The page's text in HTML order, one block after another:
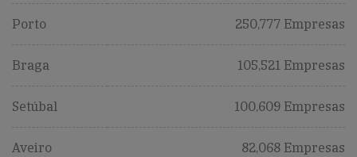
Porto 250,777 Empresas
Braga 105,521 Empresas
Setúbal 100,609 Empresas
Aveiro 82,068 Empresas